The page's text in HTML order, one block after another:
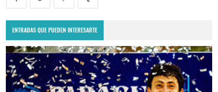
ENTRADAS QUE PUEDEN INTERESARTE